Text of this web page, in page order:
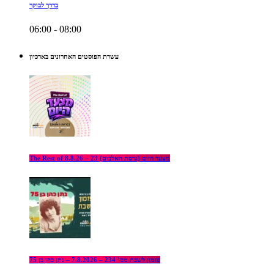
בדרך לבוקר
06:00 - 08:00
עשרת הפוסטים האחרונים בארכיון
The Rest of מצעד היום (גרסת האלבום) 23 – 8.8.26
פזמון לשבת מס’ 234 – 7.8.2026 – נתן כהן בן 75